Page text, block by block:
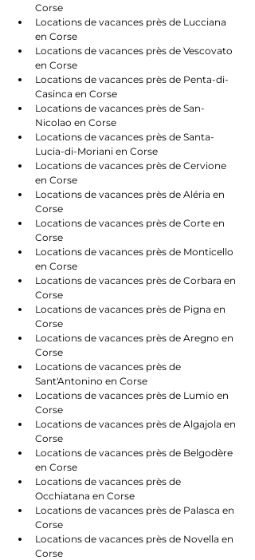
Corse
Locations de vacances près de Lucciana
en Corse
Locations de vacances près de Vescovato
en Corse
Locations de vacances près de Penta-di-
Casinca en Corse
Locations de vacances près de San-
Nicolao en Corse
Locations de vacances près de Santa-
Lucia-di-Moriani en Corse
Locations de vacances près de Cervione
en Corse
Locations de vacances près de Aléria en
Corse
Locations de vacances près de Corte en
Corse
Locations de vacances près de Monticello
en Corse
Locations de vacances près de Corbara en
Corse
Locations de vacances près de Pigna en
Corse
Locations de vacances près de Aregno en
Corse
Locations de vacances près de
Sant'Antonino en Corse
Locations de vacances près de Lumio en
Corse
Locations de vacances près de Algajola en
Corse
Locations de vacances près de Belgodère
en Corse
Locations de vacances près de
Occhiatana en Corse
Locations de vacances près de Palasca en
Corse
Locations de vacances près de Novella en
Corse